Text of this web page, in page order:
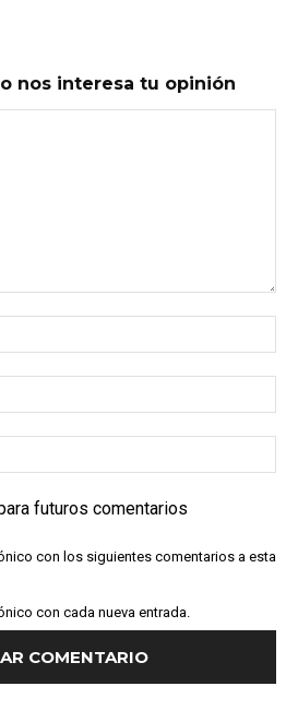
nos interesa tu opinión
futuros comentarios
con los siguientes comentarios a esta
con cada nueva entrada.